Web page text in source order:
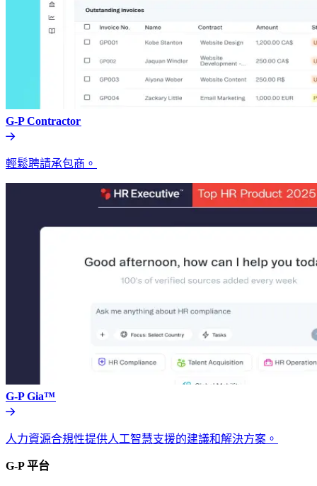
G-P Contractor​​
輕鬆聘請承包商。​​
G-P Gia™​​
人力資源合規性提供人工智慧支援的建議和解決方案。​​
G-P 平台​​